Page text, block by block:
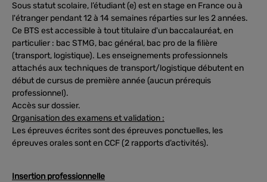
Sous statut scolaire, l’étudiant (e) est en stage en France ou à
l'étranger pendant 12 à 14 semaines réparties sur les 2 années.
Ce BTS est accessible à tout titulaire d'un baccalauréat, en
particulier : bac STMG, bac général, bac pro de la filière
(transport, logistique). Les enseignements professionnels
attachés aux techniques de transport/logistique débutent en
début de cursus de première année (aucun prérequis
professionnel).
Accès sur dossier.
Organisation des examens et validation :
Les épreuves écrites sont des épreuves ponctuelles, les
épreuves orales sont en CCF (2 rapports d’activités).
Insertion professionnelle